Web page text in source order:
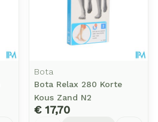
Bota
Bota Relax 280 Korte
Kous Zand N2
€ 17,70